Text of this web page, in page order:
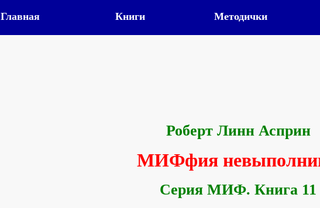
Главная Книги Методички
Роберт Линн Асприн
МИФфия
Серия МИФ. Книга 11